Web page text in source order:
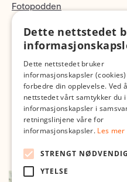
Fotopodden
Med forbehold om skrive- og lagerfeil
Dette nettstedet
Dette nettstedet bruker
informasjonskapsler
forbedre din opplevelse. Ved
nettstedet vårt samtykker du i
informasjonskapsler i
retningslinjene våre for
informasjonskapsler. Les mer
STRENGT NØDVENDIG
YTELSE